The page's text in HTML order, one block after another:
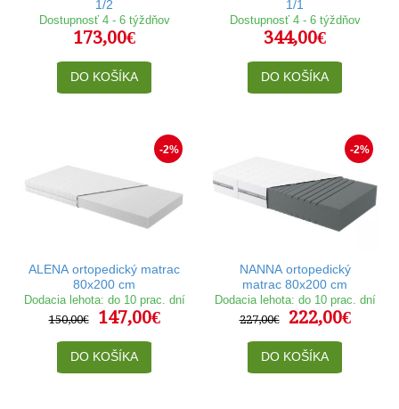
1/2
Dostupnosť 4 - 6 týždňov
173,00€
DO KOŠÍKA
1/1
Dostupnosť 4 - 6 týždňov
344,00€
DO KOŠÍKA
-2%
ALENA ortopedický matrac
80x200 cm
Dodacia lehota: do 10 prac. dní
150,00€
147,00€
DO KOŠÍKA
-2%
NANNA ortopedický
matrac 80x200 cm
Dodacia lehota: do 10 prac. dní
227,00€
222,00€
DO KOŠÍKA